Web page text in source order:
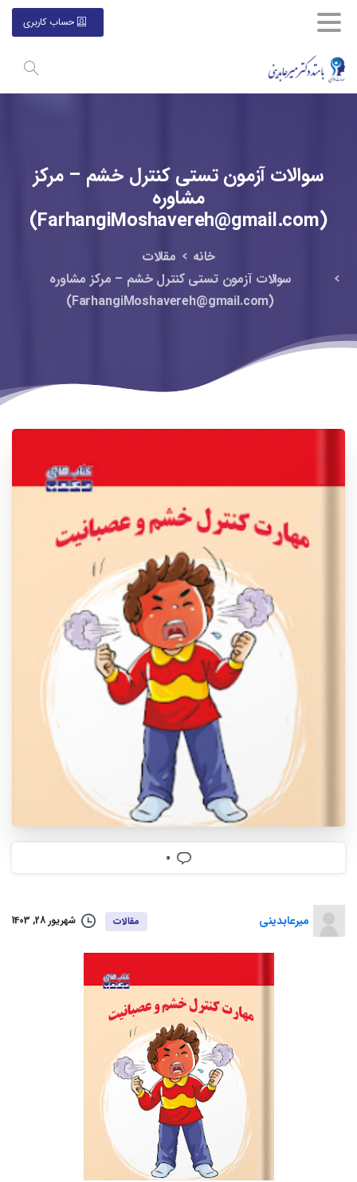
حساب کاربری
سوالات آزمون تستی کنترل خشم – مرکز
مشاوره
(FarhangiMoshavereh@gmail.com)
خانه
مقالات
سوالات آزمون تستی کنترل خشم – مرکز مشاوره
(FarhangiMoshavereh@gmail.com)
0
میرعابدینی مقالات شهریور 28, 1403